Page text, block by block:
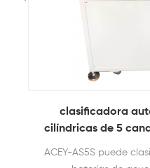
clasificadora
cilíndricas de 5
ACEY-AS5S puede